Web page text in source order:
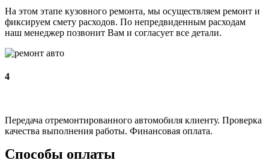
На этом этапе кузовного ремонта, мы осуществляем ремонт и
фиксируем смету расходов. По непредвиденным расходам
наш менеджер позвонит Вам и согласует все детали.
4
Передача отремонтированного автомобиля клиенту. Проверка
качества выполнения работы. Финансовая оплата.
Способы оплаты